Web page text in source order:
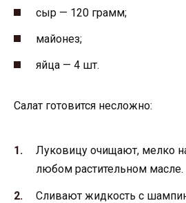
сыр — 120 грамм;
майонез;
яйца — 4 шт.
Салат готовится несложно:
Луковицу очищают, мелко
любом растительном масле.
Сливают жидкость с